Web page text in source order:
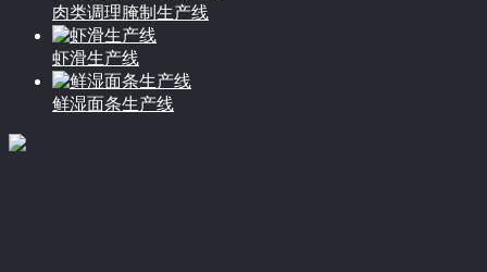
肉类调理腌制生产线
虾滑生产线
鲜湿面条生产线